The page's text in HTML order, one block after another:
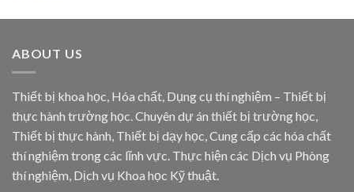
ABOUT US
Thiết bị khoa học, Hóa chất, Dụng cụ thí nghiệm – Thiết bị
thực hành trường học. Chuyên dự án thiết bị trường học,
Thiết bị thực hành, Thiết bị dạy học, Cung cấp các hóa chất
thí nghiệm trong các lĩnh vực. Thực hiện các Dịch vụ Phòng
thí nghiệm, Dịch vụ Khoa học Kỹ thuật.